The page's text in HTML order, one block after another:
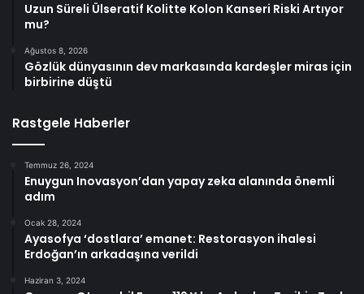
Uzun Süreli Ülseratif Kolitte Kolon Kanseri Riski Artıyor
mu?
Ağustos 8, 2026
Gözlük dünyasının dev markasında kardeşler miras için
birbirine düştü
Rastgele Haberler
Temmuz 26, 2024
Enuygun Inovasyon’dan yapay zeka alanında önemli
adım
Ocak 28, 2024
Ayasofya ‘dostlara’ emanet: Restorasyon ihalesi
Erdoğan’ın arkadaşına verildi
Haziran 3, 2024